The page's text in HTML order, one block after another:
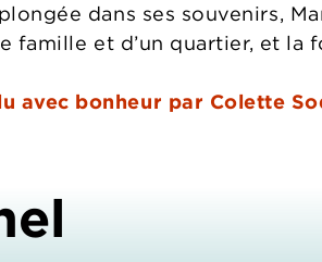
dans ses souvenirs,
famille et d’un quartier, et
avec bonheur par Colette